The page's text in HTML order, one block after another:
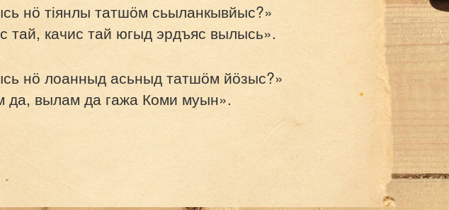
нӧ тіянлы татшӧм сьыланкывйыс?»
тай, качис тай югыд эрдъяс вылысь».
нӧ лоанныд асьныд татшӧм йӧзыс?»
да, вылам да гажа Коми муын».